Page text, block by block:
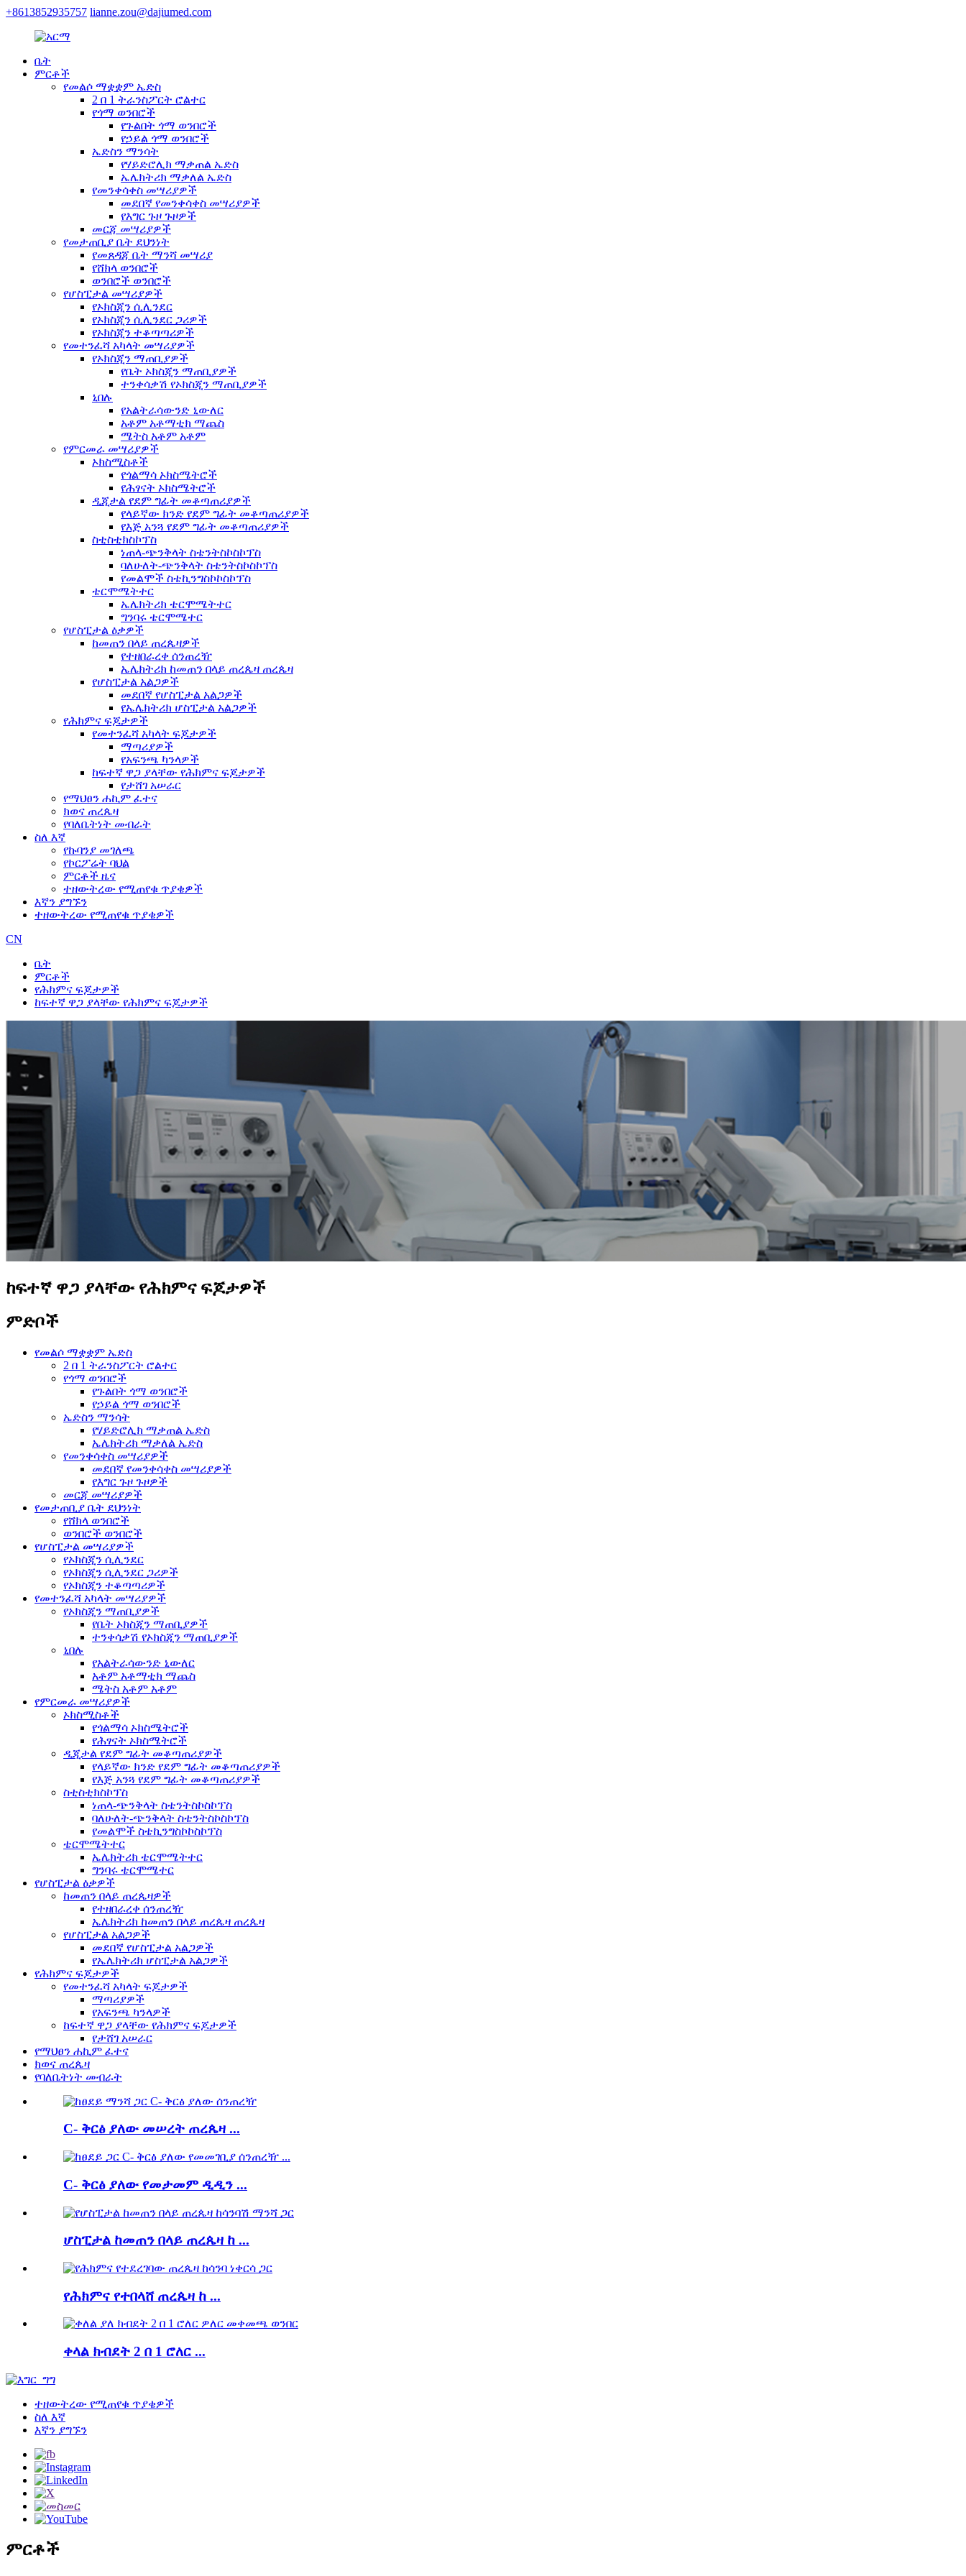
+8613852935757 lianne.zou@dajiumed.com
ቤት
ምርቶች
የመልሶ ማቋቋም ኤድስ
2 በ 1 ትራንስፖርት ሮልተር
የጎማ ወንበሮች
የጉልበት ጎማ ወንበሮች
የኃይል ጎማ ወንበሮች
ኤድስን ማንሳት
የሃይድሮሊክ ማቃጠል ኤድስ
ኤሌክትሪክ ማቃለል ኤድስ
የመንቀሳቀስ መሣሪያዎች
መደበኛ የመንቀሳቀስ መሣሪያዎች
የእግር ጉዞ ጉዞዎች
መርጃ መሣሪያዎች
የመታጠቢያ ቤት ደህንነት
የመጸዳጃ ቤት ማንሻ መሣሪያ
የሸክላ ወንበሮች
ወንበሮች ወንበሮች
የሆስፒታል መሣሪያዎች
የኦክስጂን ሲሊንደር
የኦክስጂን ሲሊንደር ጋሪዎች
የኦክስጂን ተቆጣጣሪዎች
የመተንፈሻ አካላት መሣሪያዎች
የኦክስጂን ማጠቢያዎች
የቤት ኦክስጂን ማጠቢያዎች
ተንቀሳቃሽ የኦክስጂን ማጠቢያዎች
ኒበሉ
የአልትራሳውንድ ኒውለር
አቶም አቶማቲክ ማጨስ
ሜትስ አቶም አቶም
የምርመራ መሣሪያዎች
ኦክስሚስቶች
የጎልማሳ ኦክስሜትሮች
የሕፃናት ኦክስሜትሮች
ዲጂታል የደም ግፊት መቆጣጠሪያዎች
የላይኛው ክንድ የደም ግፊት መቆጣጠሪያዎች
የእጅ አንጓ የደም ግፊት መቆጣጠሪያዎች
ስቲስቲክስኮፕስ
ነጠላ-ጭንቅላት ስቴንትስኮስኮፕስ
ባለሁለት-ጭንቅላት ስቴንትስኮስኮፕስ
የመልሞች ስቴኪንግስኮኮስኮፕስ
ቴርሞሜትተር
ኤሌክትሪክ ቴርሞሜትተር
ግንባሩ ቴርሞሜተር
የሆስፒታል ዕቃዎች
ከመጠን በላይ ጠረጴዛዎች
የተዘበራረቀ ሰንጠረዥ
ኤሌክትሪክ ከመጠን በላይ ጠረጴዛ ጠረጴዛ
የሆስፒታል አልጋዎች
መደበኛ የሆስፒታል አልጋዎች
የኤሌክትሪክ ሆስፒታል አልጋዎች
የሕክምና ፍጆታዎች
የመተንፈሻ አካላት ፍጆታዎች
ማጣሪያዎች
የአፍንጫ ካንላዎች
ከፍተኛ ዋጋ ያላቸው የሕክምና ፍጆታዎች
የታሸገ አሠራር
የማህፀን ሐኪም ፈተና
ክወና ጠረጴዛ
የባለቤትነት መብራት
ስለ እኛ
የኩባንያ መገለጫ
የኮርፖሬት ባህል
ምርቶች ዜና
ተዘውትረው የሚጠየቁ ጥያቄዎች
እኛን ያግኙን
ተዘውትረው የሚጠየቁ ጥያቄዎች
CN
ቤት
ምርቶች
የሕክምና ፍጆታዎች
ከፍተኛ ዋጋ ያላቸው የሕክምና ፍጆታዎች
ከፍተኛ ዋጋ ያላቸው የሕክምና ፍጆታዎች
ምድቦች
የመልሶ ማቋቋም ኤድስ
2 በ 1 ትራንስፖርት ሮልተር
የጎማ ወንበሮች
የጉልበት ጎማ ወንበሮች
የኃይል ጎማ ወንበሮች
ኤድስን ማንሳት
የሃይድሮሊክ ማቃጠል ኤድስ
ኤሌክትሪክ ማቃለል ኤድስ
የመንቀሳቀስ መሣሪያዎች
መደበኛ የመንቀሳቀስ መሣሪያዎች
የእግር ጉዞ ጉዞዎች
መርጃ መሣሪያዎች
የመታጠቢያ ቤት ደህንነት
የሸክላ ወንበሮች
ወንበሮች ወንበሮች
የሆስፒታል መሣሪያዎች
የኦክስጂን ሲሊንደር
የኦክስጂን ሲሊንደር ጋሪዎች
የኦክስጂን ተቆጣጣሪዎች
የመተንፈሻ አካላት መሣሪያዎች
የኦክስጂን ማጠቢያዎች
የቤት ኦክስጂን ማጠቢያዎች
ተንቀሳቃሽ የኦክስጂን ማጠቢያዎች
ኒበሉ
የአልትራሳውንድ ኒውለር
አቶም አቶማቲክ ማጨስ
ሜትስ አቶም አቶም
የምርመራ መሣሪያዎች
ኦክስሚስቶች
የጎልማሳ ኦክስሜትሮች
የሕፃናት ኦክስሜትሮች
ዲጂታል የደም ግፊት መቆጣጠሪያዎች
የላይኛው ክንድ የደም ግፊት መቆጣጠሪያዎች
የእጅ አንጓ የደም ግፊት መቆጣጠሪያዎች
ስቲስቲክስኮፕስ
ነጠላ-ጭንቅላት ስቴንትስኮስኮፕስ
ባለሁለት-ጭንቅላት ስቴንትስኮስኮፕስ
የመልሞች ስቴኪንግስኮኮስኮፕስ
ቴርሞሜትተር
ኤሌክትሪክ ቴርሞሜትተር
ግንባሩ ቴርሞሜተር
የሆስፒታል ዕቃዎች
ከመጠን በላይ ጠረጴዛዎች
የተዘበራረቀ ሰንጠረዥ
ኤሌክትሪክ ከመጠን በላይ ጠረጴዛ ጠረጴዛ
የሆስፒታል አልጋዎች
መደበኛ የሆስፒታል አልጋዎች
የኤሌክትሪክ ሆስፒታል አልጋዎች
የሕክምና ፍጆታዎች
የመተንፈሻ አካላት ፍጆታዎች
ማጣሪያዎች
የአፍንጫ ካንላዎች
ከፍተኛ ዋጋ ያላቸው የሕክምና ፍጆታዎች
የታሸገ አሠራር
የማህፀን ሐኪም ፈተና
ክወና ጠረጴዛ
የባለቤትነት መብራት
C- ቅርፅ ያለው መሠረት ጠረጴዛ ...
C- ቅርፅ ያለው የመታመም ዲዲን ...
ሆስፒታል ከመጠን በላይ ጠረጴዛ ከ ...
የሕክምና የተበላሸ ጠረጴዛ ከ ...
ቀላል ክብደት 2 በ 1 ሮለር ...
ተዘውትረው የሚጠየቁ ጥያቄዎች
ስለ እኛ
እኛን ያግኙን
ምርቶች